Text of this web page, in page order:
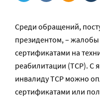
Среди обращений,
президентом, –
сертификатами на
реабилитации (ТСР). С
инвалиду ТСР можно
сертификатами или